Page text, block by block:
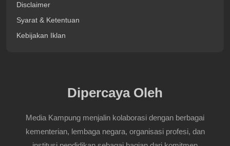
Disclaimer
Syarat & Ketentuan
Kebijakan Iklan
Dipercaya Oleh
Media Kampung menjalin kolaborasi dengan berbagai
kementerian, lembaga negara, organisasi profesi, dan